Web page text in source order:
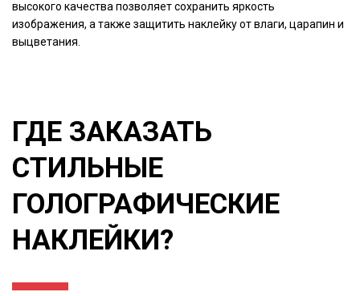
высокого качества позволяет сохранить яркость
изображения, а также защитить наклейку от влаги, царапин и
выцветания.
ГДЕ ЗАКАЗАТЬ
СТИЛЬНЫЕ
ГОЛОГРАФИЧЕСКИЕ
НАКЛЕЙКИ?